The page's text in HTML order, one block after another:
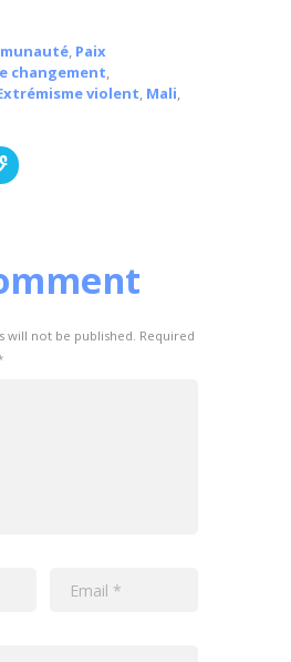
, Paix
changement,
violent, Mali,
will not be published. Required